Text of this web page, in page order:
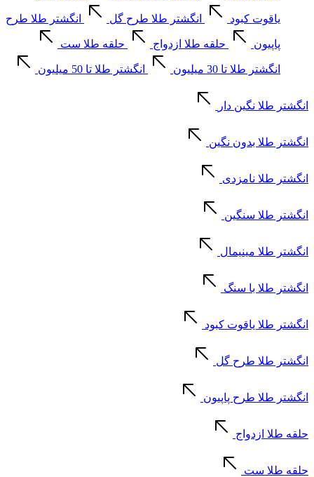
یاقوت کبود انگشتر طلا طرح گل انگشتر طلا طرح
پاپیون حلقه طلا ازدواج حلقه طلا ست
انگشتر طلا تا 30 میلیون انگشتر طلا تا 50 میلیون
انگشتر طلا نگین دار
انگشتر طلا بدون نگین
انگشتر طلا نامزدی
انگشتر طلا سنگین
انگشتر طلا مینیمال
انگشتر طلا با سنگ
انگشتر طلا یاقوت کبود
انگشتر طلا طرح گل
انگشتر طلا طرح پاپیون
حلقه طلا ازدواج
حلقه طلا ست